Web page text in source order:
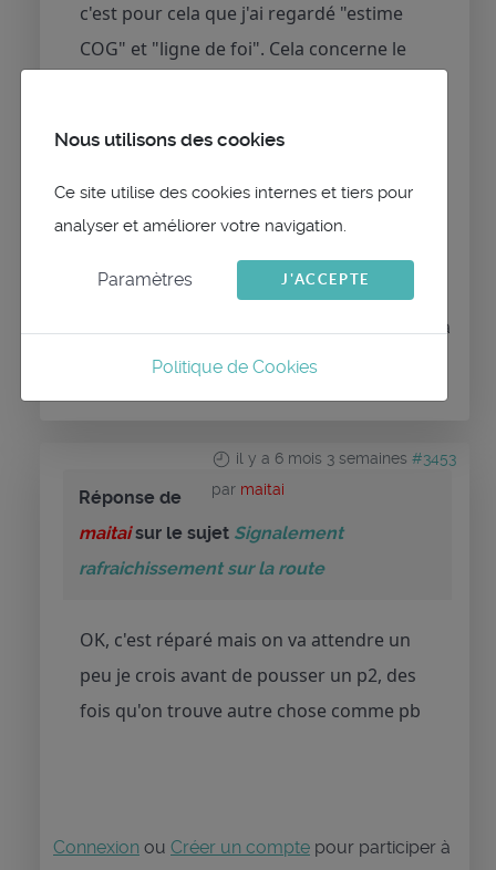
c'est pour cela que j'ai regardé "estime
COG" et "ligne de foi". Cela concerne le
pour participer à
la conversation.
il y a 6 mois 3 semaines #3453
par maitai
Réponse de
maitaisur le sujet Signalement
rafraichissement sur la route
OK, c'est réparé mais on va attendre un
peu je crois avant de pousser un p2, des
fois qu'on trouve autre chose comme pb
Connexion ou Créer un compte pour participer à
Nous utilisons des cookies
Ce site utilise des cookies internes et tiers pour
analyser et améliorer votre navigation.
Paramètres J'ACCEPTE
Politique de Cookies